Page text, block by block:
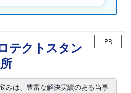
テクトスタン
PR
みは、豊富な解決実績のある当事